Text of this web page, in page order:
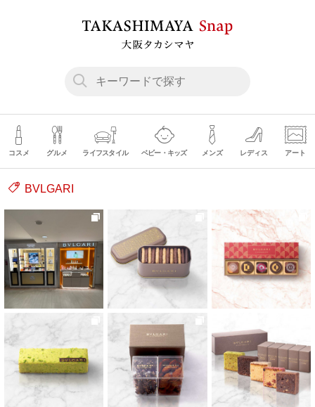
コスメ グルメ ライフスタイル ベビー・キッズ メンズ レディス アート
BVLGARI